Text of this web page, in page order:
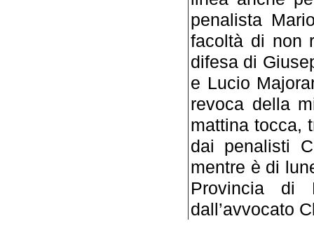
penalista
facoltà di non
difesa di
e Lucio
revoca della
mattina tocca,
dai penalisti
mentre è di
Provincia di
dall’avvocato